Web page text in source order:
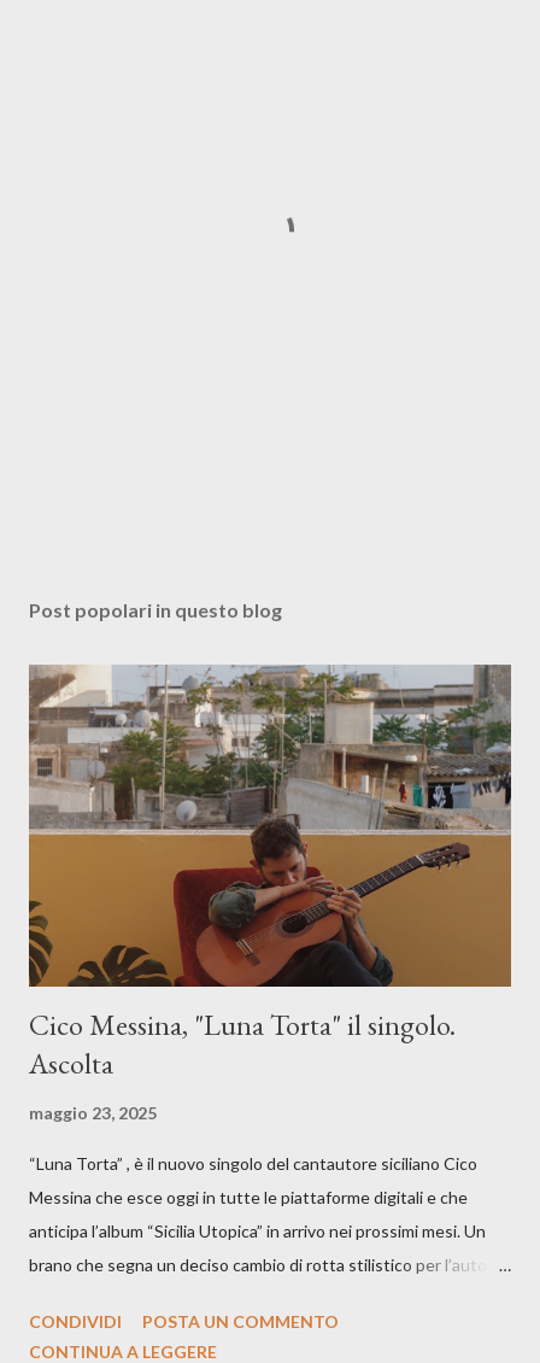
Post popolari in questo blog
Cico Messina, "Luna Torta" il singolo.
Ascolta
maggio 23, 2025
“Luna Torta” , è il nuovo singolo del cantautore siciliano Cico
Messina che esce oggi in tutte le piattaforme digitali e che
anticipa l’album “Sicilia Utopica” in arrivo nei prossimi mesi. Un
brano che segna un deciso cambio di rotta stilistico per l’autore
testo ibrido tra italiano e siciliano, e un’urgenza espressiva che
CONDIVIDI
POSTA UN COMMENTO
CONTINUA A LEGGERE